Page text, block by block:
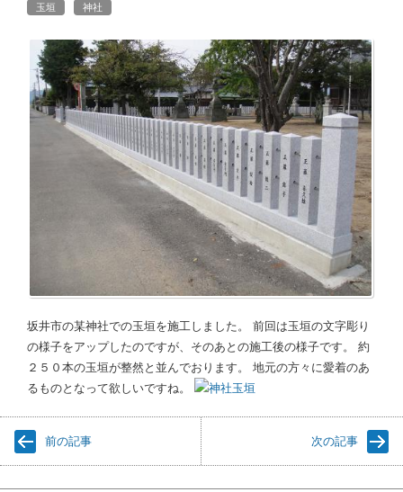
玉垣
神社
坂井市の某神社での玉垣を施工しました。 前回は玉垣の文字彫り
の様子をアップしたのですが、そのあとの施工後の様子です。 約
２５０本の玉垣が整然と並んでおります。 地元の方々に愛着のあ
るものとなって欲しいですね。
前の記事 次の記事